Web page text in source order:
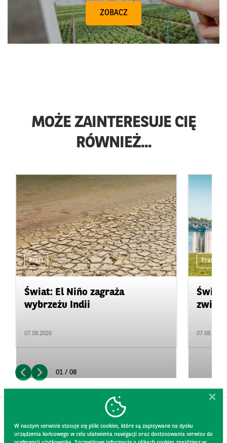
ZOBACZ
MOŻE ZAINTERESUJE CIĘ
RÓWNIEŻ...
Prasa
Świat: El Niño zagraża
wybrzeżu Indii
07.08.2026
Prasa
07.08.2026
01 / 08
W naszym serwisie stosuje się pliki cookies, które są zapisywane na dysku
urządzenia końcowego w celu ułatwienia nawigacji oraz dostosowania serwisu do